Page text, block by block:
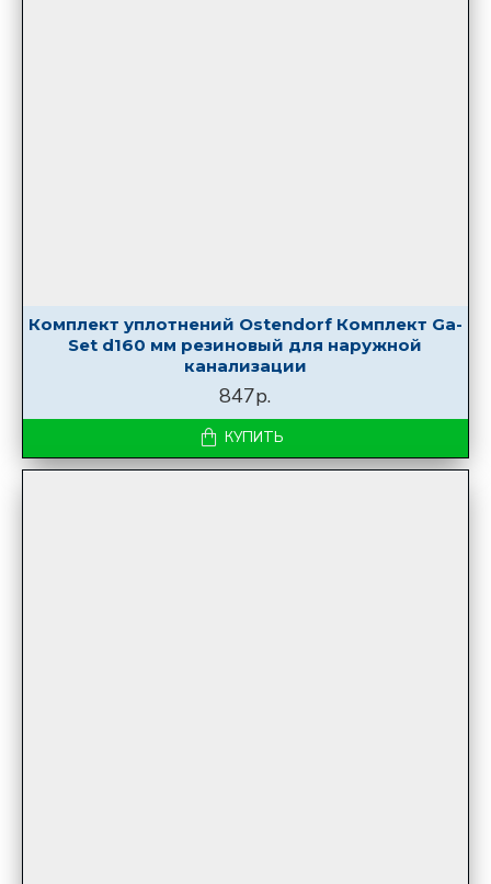
Комплект уплотнений Ostendorf Комплект Ga-
Set d160 мм резиновый для наружной
канализации
847р.
КУПИТЬ